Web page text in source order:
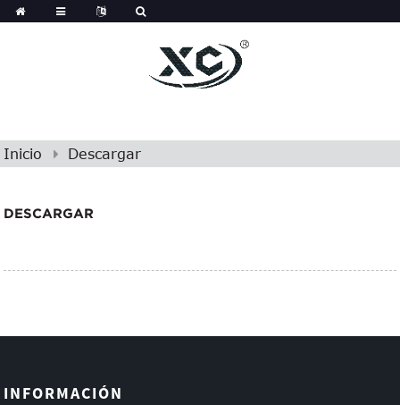
Inicio Descargar
DESCARGAR
INFORMACIÓN